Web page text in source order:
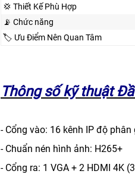
💢 Thiết Kế Phù Hợp
📡 Chức năng
🏷 Ưu Điểm Nên Quan Tâm
Thông số kỹ thuật
- Cổng vào: 16 kênh IP độ
- Chuẩn nén hình ảnh: H265+
- Cổng ra: 1 VGA + 2 HDMI 4K